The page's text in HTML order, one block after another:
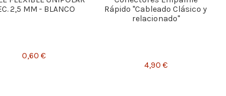
2,5 MM - BLANCO
0,60 €
Rápido "Cableado Clásico y
relacionado"
4,90 €